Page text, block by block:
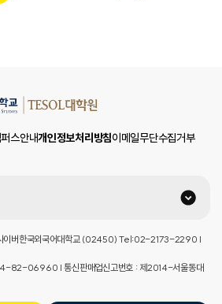
스안내개인정보처리방침이메일무단수집거부
사이버한국외국어대학교 (02450) Tel:02-2173-2290 |
82-06960 | 통신판매업신고번호 : 제2014-서울동대